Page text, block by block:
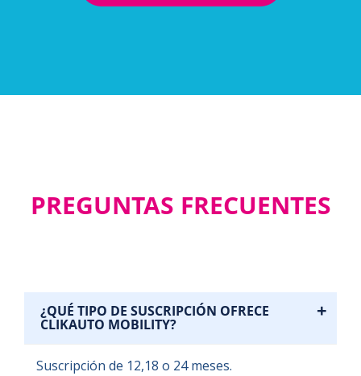
PREGUNTAS FRECUENTES
¿QUÉ TIPO DE SUSCRIPCIÓN OFRECE
CLIKAUTO MOBILITY?
+
Suscripción de 12,18 o 24 meses.